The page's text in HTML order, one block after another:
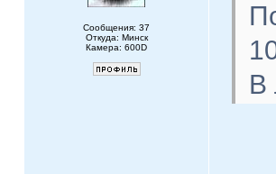
Сообщения: 37
Откуда: Минск
Камера: 600D
В